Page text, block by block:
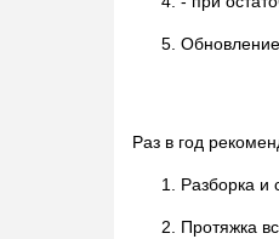
Раз в год
Разборка и
Протяжка